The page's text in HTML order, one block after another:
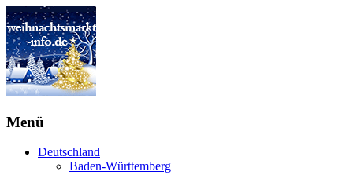
Menü
Deutschland
Baden-Württemberg